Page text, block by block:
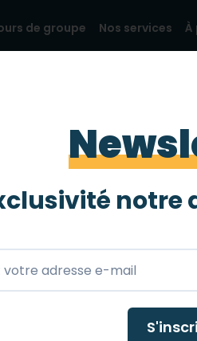
de groupe Nos services À